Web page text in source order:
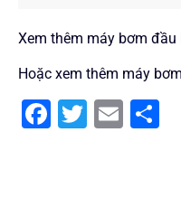
Xem thêm máy bơm đầu
Hoặc xem thêm máy bơm
Facebook
Twitter
Email